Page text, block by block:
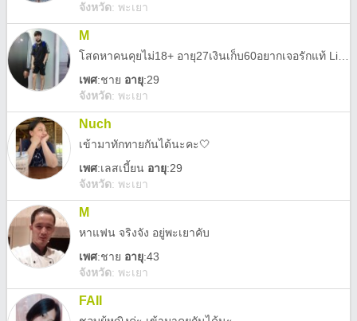
จังหวัด: พะเยา
M
เพศ:ชาย อายุ:29
จังหวัด: พะเยา
Nuch
เข้ามาทักทายกันได้นะคะ🤍
เพศ:เลสเบี้ยน อายุ:29
จังหวัด: พะเยา
M
หาแฟน จริงจัง อยู่พะเยาคับ
เพศ:ชาย อายุ:43
จังหวัด: พะเยา
FAII